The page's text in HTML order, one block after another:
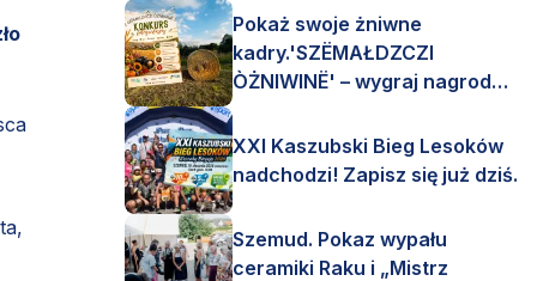
Pokaż swoje żniwne
kadry.'SZËMAŁDZCZI
ÒŻNIWINË' – wygraj nagrody
XXI Kaszubski Bieg Lesoków
nadchodzi! Zapisz się już dziś.
Szemud. Pokaz wypału
ceramiki Raku i „Mistrz